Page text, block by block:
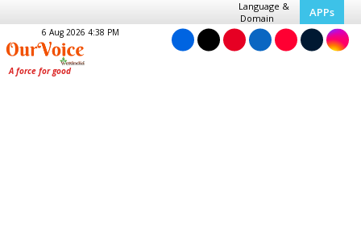
Language &
Domain
APPs
6 Aug 2026 4:38 PM